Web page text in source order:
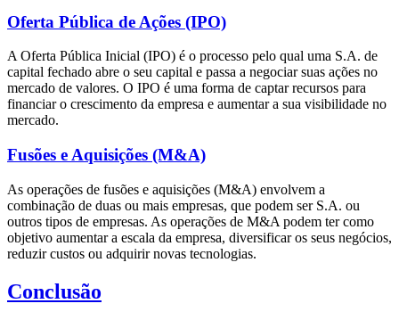
Oferta Pública de Ações (IPO)
A Oferta Pública Inicial (IPO) é o processo pelo qual uma S.A. de
capital fechado abre o seu capital e passa a negociar suas ações no
mercado de valores. O IPO é uma forma de captar recursos para
financiar o crescimento da empresa e aumentar a sua visibilidade no
mercado.
Fusões e Aquisições (M&A)
As operações de fusões e aquisições (M&A) envolvem a
combinação de duas ou mais empresas, que podem ser S.A. ou
outros tipos de empresas. As operações de M&A podem ter como
objetivo aumentar a escala da empresa, diversificar os seus negócios,
reduzir custos ou adquirir novas tecnologias.
Conclusão